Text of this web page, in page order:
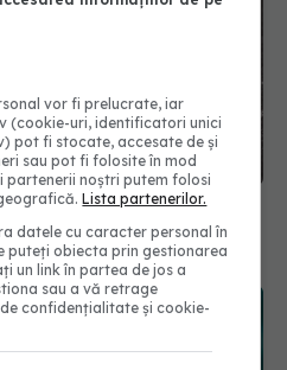
tău dacă nu mai mănânci
vor fi prelucrate, iar
(cookie-uri, identificatori unici
pot fi stocate, accesate de și
sau pot fi folosite în mod
partenerii noștri putem folosi
Lista partenerilor.
datele cu caracter personal în
puteți obiecta prin gestionarea
un link în partea de jos a
sau a vă retrage
confidențialitate și cookie-